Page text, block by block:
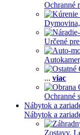
Ochranné
Dymovina,
Určené
... viac
Ochranné
Nábytok a
Nábytok a
Zostavy,